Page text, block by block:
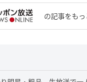
の記事をもっ